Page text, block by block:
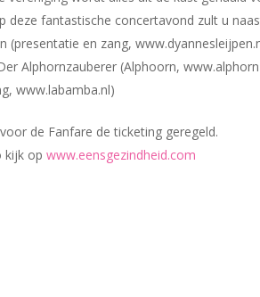
deze fantastische concertavond zult u
(presentatie en zang,
Alphornzauberer (Alphoorn,
www.labamba.nl)
de Fanfare de ticketing geregeld.
kijk op www.eensgezindheid.com